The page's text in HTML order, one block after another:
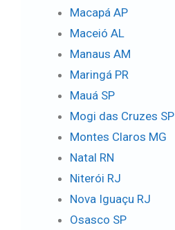
Macapá AP
Maceió AL
Manaus AM
Maringá PR
Mauá SP
Mogi das Cruzes SP
Montes Claros MG
Natal RN
Niterói RJ
Nova Iguaçu RJ
Osasco SP